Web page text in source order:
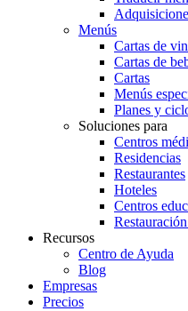
Menús
Cartas de
Cartas de
Cartas
Menús
Planes y
Soluciones para
Centros
Residencias
Restaurantes
Hoteles
Centros
Recursos
Centro de Ayuda
Blog
Empresas
Precios